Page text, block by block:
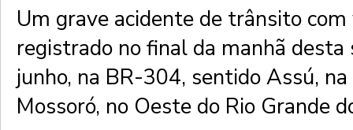
Um grave acidente de trânsito
registrado no final da manhã
junho, na BR-304, sentido Assú,
Mossoró, no Oeste do Rio Grande